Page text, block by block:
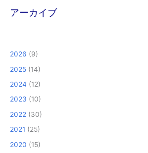
アーカイブ
2026 (9)
2025 (14)
2024 (12)
2023 (10)
2022 (30)
2021 (25)
2020 (15)